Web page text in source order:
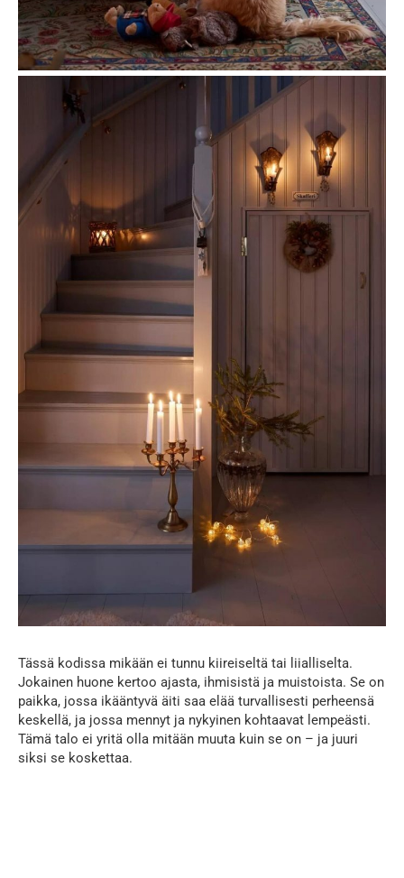
Tässä kodissa mikään ei tunnu kiireiseltä tai liialliselta.
Jokainen huone kertoo ajasta, ihmisistä ja muistoista. Se on
paikka, jossa ikääntyvä äiti saa elää turvallisesti perheensä
keskellä, ja jossa mennyt ja nykyinen kohtaavat lempeästi.
Tämä talo ei yritä olla mitään muuta kuin se on – ja juuri
siksi se koskettaa.